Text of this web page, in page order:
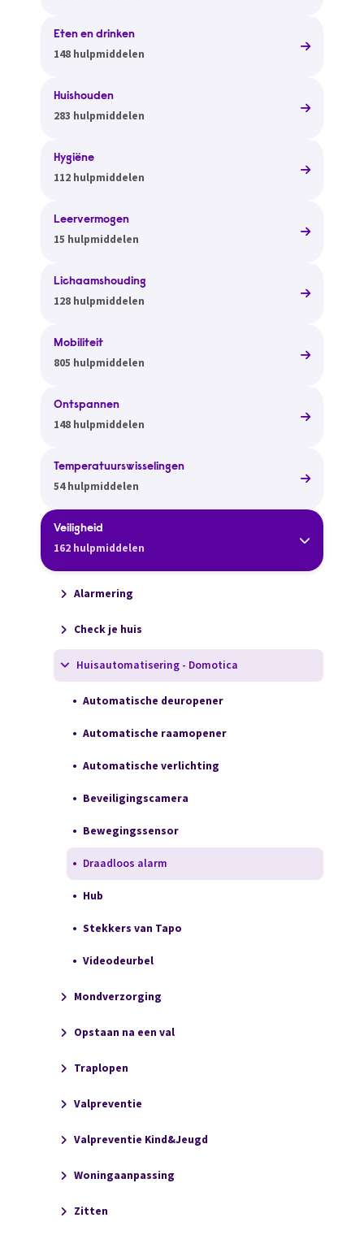
Eten en drinken
148 hulpmiddelen
Huishouden
283 hulpmiddelen
Hygiëne
112 hulpmiddelen
Leervermogen
15 hulpmiddelen
Lichaamshouding
128 hulpmiddelen
Mobiliteit
805 hulpmiddelen
Ontspannen
148 hulpmiddelen
Temperatuurswisselingen
54 hulpmiddelen
Veiligheid
162 hulpmiddelen
Alarmering
Check je huis
Huisautomatisering - Domotica
Automatische deuropener
Automatische raamopener
Automatische verlichting
Beveiligingscamera
Bewegingssensor
Draadloos alarm
Hub
Stekkers van Tapo
Videodeurbel
Mondverzorging
Opstaan na een val
Traplopen
Valpreventie
Valpreventie Kind&Jeugd
Woningaanpassing
Zitten